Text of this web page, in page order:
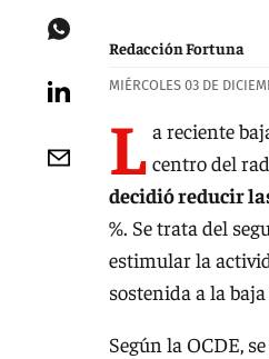
Redacción Fortuna
MIÉRCOLES 03 DE
L a reciente
centro del
decidió reducir
%. Se trata del
estimular la
sostenida a la
Según la OCDE,